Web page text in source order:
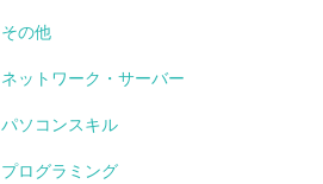
その他
ネットワーク・サーバー
パソコンスキル
プログラミング